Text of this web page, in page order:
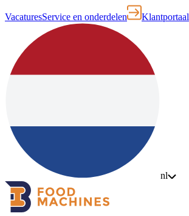
VacaturesService en onderdelen Klantportaal
nl